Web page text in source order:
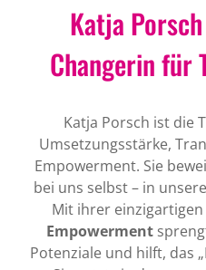
Katja
Changerin für
Katja Porsch ist die
Umsetzungsstärke,
Empowerment. Sie
bei uns selbst – in
Mit ihrer
Empowerment
Potenziale und hilft, das